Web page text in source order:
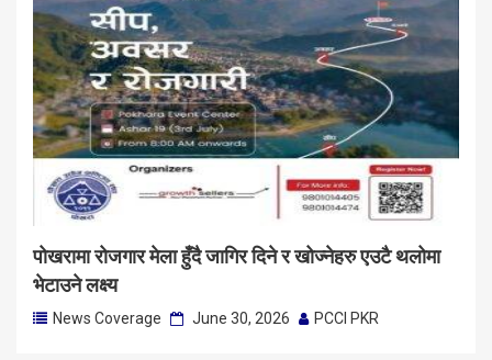
पोखरामा रोजगार मेला हुँदै जागिर दिने र खोज्नेहरु एउटै थलोमा
भेटाउने लक्ष्य
News Coverage June 30, 2026 PCCI PKR